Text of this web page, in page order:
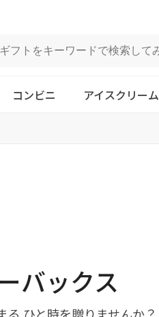
コンビニ アイスクリーム
バックス